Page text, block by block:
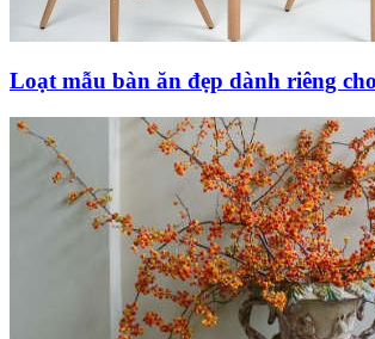
Loạt mẫu bàn ăn đẹp dành riêng